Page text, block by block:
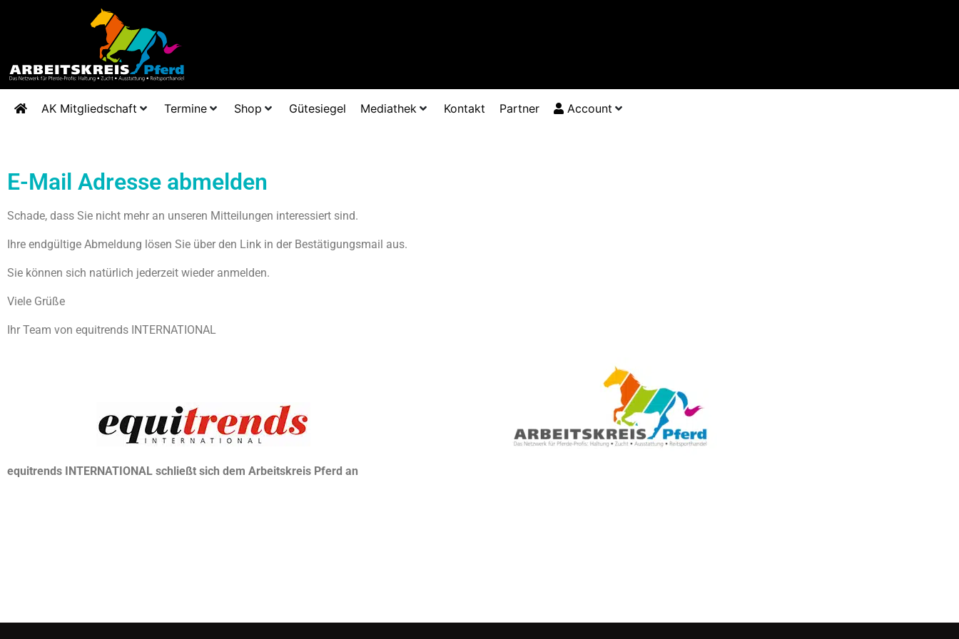
AK Mitgliedschaft Termine Shop Gütesiegel Mediathek Kontakt Partner Account
E-Mail Adresse abmelden
Schade, dass Sie nicht mehr an unseren Mitteilungen interessiert sind.
Ihre endgültige Abmeldung lösen Sie über den Link in der Bestätigungsmail aus.
Sie können sich natürlich jederzeit wieder anmelden.
Viele Grüße
Ihr Team von equitrends INTERNATIONAL
equitrends INTERNATIONAL schließt sich dem Arbeitskreis Pferd an